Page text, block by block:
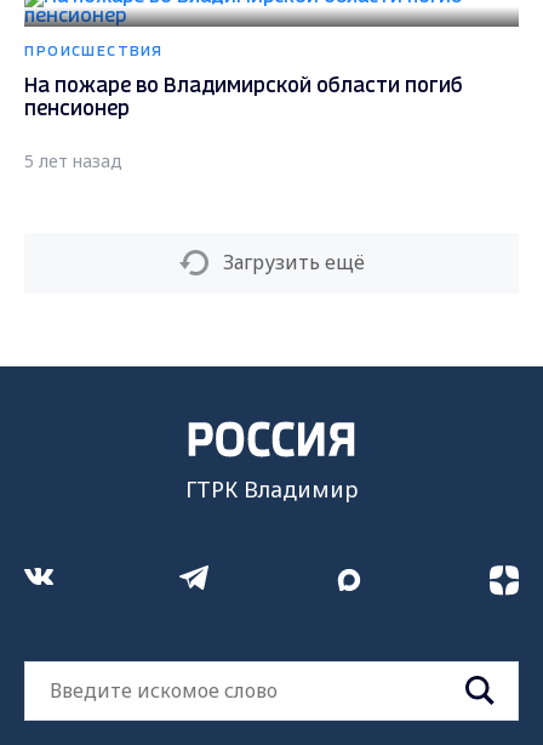
ПРОИСШЕСТВИЯ
На пожаре во Владимирской области погиб
пенсионер
5 лет назад
Загрузить ещё
ГТРК Владимир